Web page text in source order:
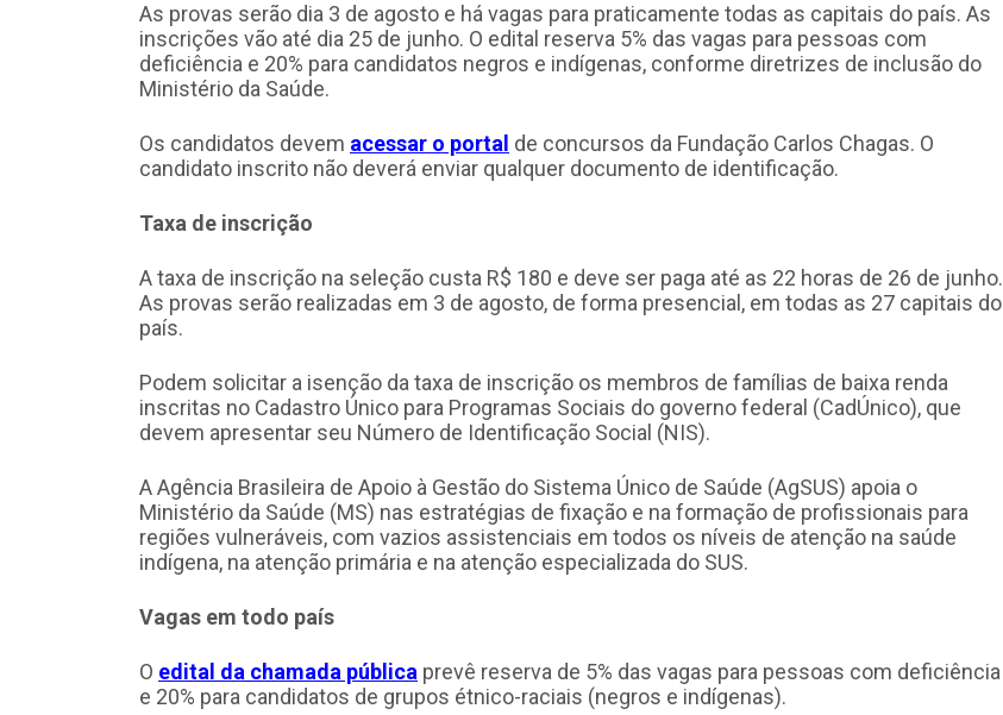
As provas serão dia 3 de agosto e há vagas para praticamente todas as capitais do país. As
inscrições vão até dia 25 de junho. O edital reserva 5% das vagas para pessoas com
deficiência e 20% para candidatos negros e indígenas, conforme diretrizes de inclusão do
Ministério da Saúde.
Os candidatos devem acessar o portal de concursos da Fundação Carlos Chagas. O
candidato inscrito não deverá enviar qualquer documento de identificação.
Taxa de inscrição
A taxa de inscrição na seleção custa R$ 180 e deve ser paga até as 22 horas de 26 de junho.
As provas serão realizadas em 3 de agosto, de forma presencial, em todas as 27 capitais do
país.
Podem solicitar a isenção da taxa de inscrição os membros de famílias de baixa renda
inscritas no Cadastro Único para Programas Sociais do governo federal (CadÚnico), que
devem apresentar seu Número de Identificação Social (NIS).
A Agência Brasileira de Apoio à Gestão do Sistema Único de Saúde (AgSUS) apoia o
Ministério da Saúde (MS) nas estratégias de fixação e na formação de profissionais para
regiões vulneráveis, com vazios assistenciais em todos os níveis de atenção na saúde
indígena, na atenção primária e na atenção especializada do SUS.
Vagas em todo país
O edital da chamada pública prevê reserva de 5% das vagas para pessoas com deficiência
e 20% para candidatos de grupos étnico-raciais (negros e indígenas).